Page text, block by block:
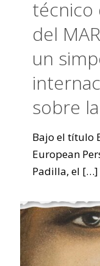
técnico
del
un
sobre
Bajo el título
European
Padilla, el […]